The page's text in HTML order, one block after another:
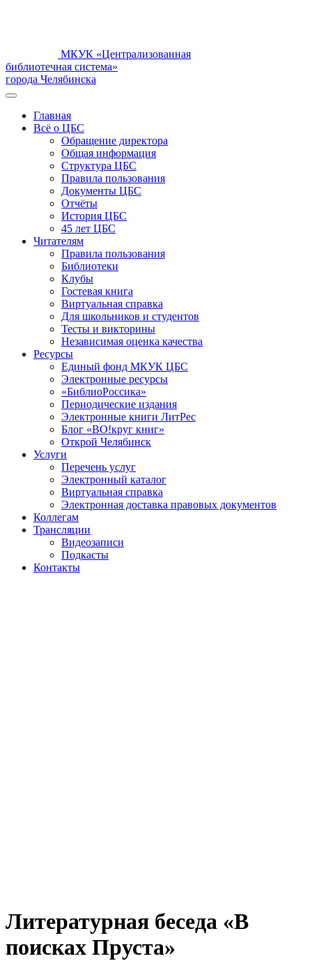
МКУК «Централизованная
библиотечная система»
города Челябинска
Главная
Всё о ЦБС
Обращение директора
Общая информация
Структура ЦБС
Правила пользования
Документы ЦБС
Отчёты
История ЦБС
45 лет ЦБС
Читателям
Правила пользования
Библиотеки
Клубы
Гостевая книга
Виртуальная справка
Для школьников и студентов
Тесты и викторины
Независимая оценка качества
Ресурсы
Единый фонд МКУК ЦБС
Электронные ресурсы
«БиблиоРоссика»
Периодические издания
Электронные книги ЛитРес
Блог «ВО!круг книг»
Открой Челябинск
Услуги
Перечень услуг
Электронный каталог
Виртуальная справка
Электронная доставка правовых документов
Коллегам
Трансляции
Видеозаписи
Подкасты
Контакты
Литературная беседа «В
поисках Пруста»